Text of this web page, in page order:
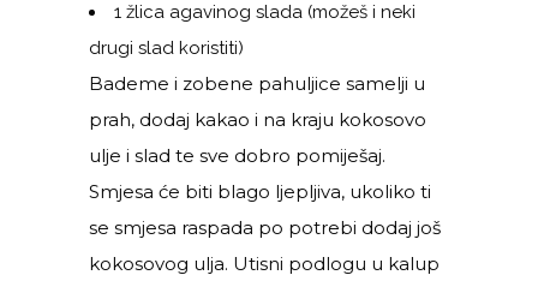
1 žlica agavinog slada (možeš i neki
drugi slad koristiti)
Bademe i zobene pahuljice samelji u
prah, dodaj kakao i na kraju kokosovo
ulje i slad te sve dobro pomiješaj.
Smjesa će biti blago ljepljiva, ukoliko ti
se smjesa raspada po potrebi dodaj još
kokosovog ulja. Utisni podlogu u kalup